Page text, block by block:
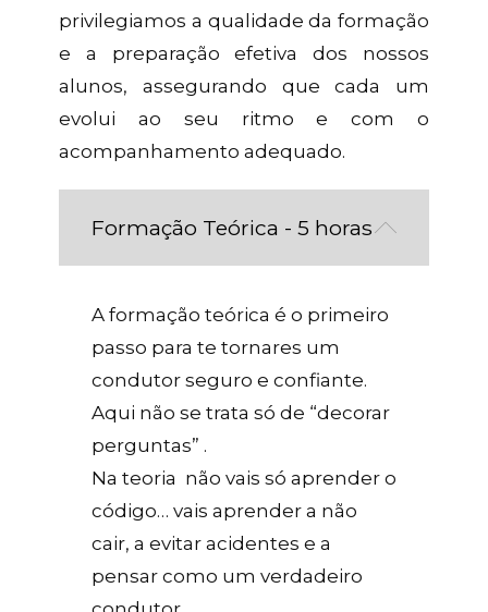
privilegiamos a qualidade da formação
e a preparação efetiva dos nossos
alunos, assegurando que cada um
evolui ao seu ritmo e com o
acompanhamento adequado.
Formação Teórica - 5 horas
A formação teórica é o primeiro
passo para te tornares um
condutor seguro e confiante.
Aqui não se trata só de “decorar
perguntas” .
Na teoria não vais só aprender o
código… vais aprender a não
cair, a evitar acidentes e a
pensar como um verdadeiro